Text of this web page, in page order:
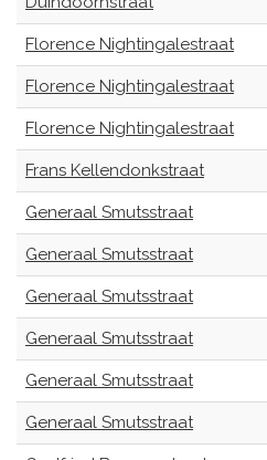
Florence Nightingalestraat
Florence Nightingalestraat
Florence Nightingalestraat
Frans Kellendonkstraat
Generaal Smutsstraat
Generaal Smutsstraat
Generaal Smutsstraat
Generaal Smutsstraat
Generaal Smutsstraat
Generaal Smutsstraat